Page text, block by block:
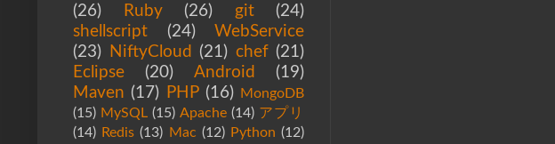
(26)
Ruby (26) git
(24)
shellscript
(24)
WebService
(23)
NiftyCloud (21) chef (21)
Eclipse
(20) Android
(19)
Maven (17) PHP (16) MongoDB
(15) MySQL (15) Apache (14) アプリ
(14) Redis (13) Mac (12) Python (12)